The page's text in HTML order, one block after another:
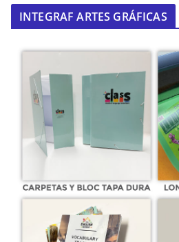
INTEGRAF ARTES GRÁFICAS